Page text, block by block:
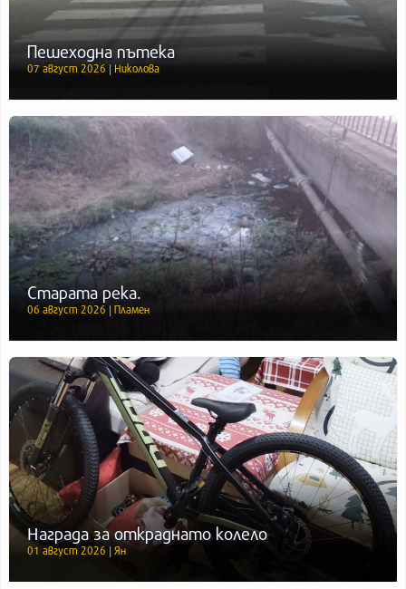
Пешеходна пътека
07 август 2026 | Николова
Старата река.
06 август 2026 | Пламен
Награда за откраднато колело
01 август 2026 | Ян